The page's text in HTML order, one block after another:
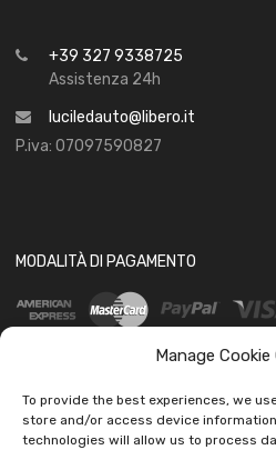
Manage
To provide the best experiences, we
store and/or access device
technologies will allow us to process
+39 327 9338725
Assistenza 24h
luciledauto@libero.it
P.iva: 07097590827
MODALITÀ DI PAGAMENTO